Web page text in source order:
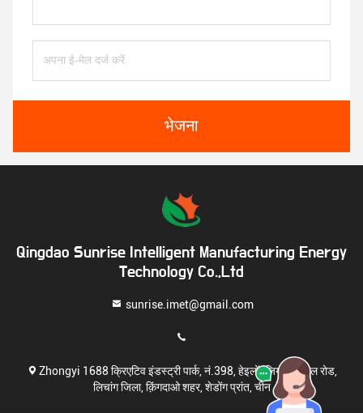
भेजना
Qingdao Sunrise Intelligent Manufacturing Energy
Technology Co.,Ltd
sunrise.imet@gmail.com
Zhongyi 1688 क्रिएटिव इंडस्ट्री पार्क, नं.398, हेइलोंगजियांग मिडिल रोड,
लिचांग जिला, क़िंगदाओ शहर, शेडोंग प्रांत, चीन